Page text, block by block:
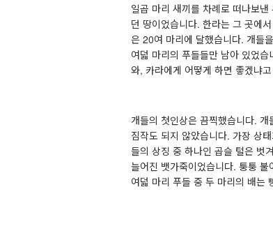
일곱 마리 새끼를 차례로 떠나보낸
던 땅이었습니다.한라는 그 곳에
은20여 마리에 달했습니다. 개들
여덟 마리의 푸들들만 남아 있었습
와, 카라에게 어떻게 하면 좋겠냐
개들의 첫인상은 끔찍했습니다. 개
짐작도 되지 않았습니다. 가장 상
들의 상징 중 하나인 곱슬 털은 벗
늘어진 뱃가죽이었습니다.퉁퉁 불
여덟 마리 푸들 중 두 마리의 배는